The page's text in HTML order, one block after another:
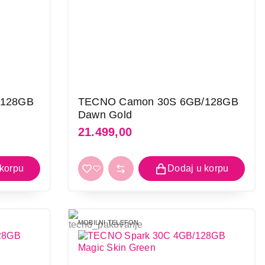
TECNO Camon 30S 6GB/128GB
Dawn Gold
21.499,00
MOBILNI TELEFON
256GB